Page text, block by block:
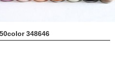
348646